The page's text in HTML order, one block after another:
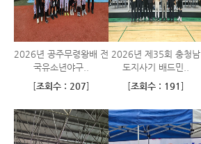
2026년 공주무령왕배 전
국유소년야구..
[조회수 : 207]
2026년 제35회 충청남
도지사기 배드민..
[조회수 : 191 ]